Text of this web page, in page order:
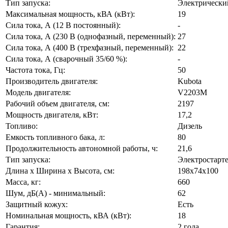
Тип запуска:
Максимальная мощность, кВА (кВт):
19
Сила тока, А (12 В постоянный):
-
Сила тока, А (230 В (однофазный, переменный): 27
Сила тока, А (400 В (трехфазный, переменный): 22
Сила тока, А (сварочный 35/60 %):
-
Частота тока, Гц:
50
Производитель двигателя:
Kubota
Модель двигателя:
V2203M
Рабочий объем двигателя, см:
2197
Мощность двигателя, кВт:
17,2
Топливо:
Дизель
Емкость топливного бака, л:
80
Продолжительность автономной работы, ч:
21,6
Тип запуска:
Длина х Ширина х Высота, см:
198x74x100
Масса, кг:
660
Шум, дБ(А) - минимальный:
62
Защитный кожух:
Есть
Номинальная мощность, кВА (кВт):
18